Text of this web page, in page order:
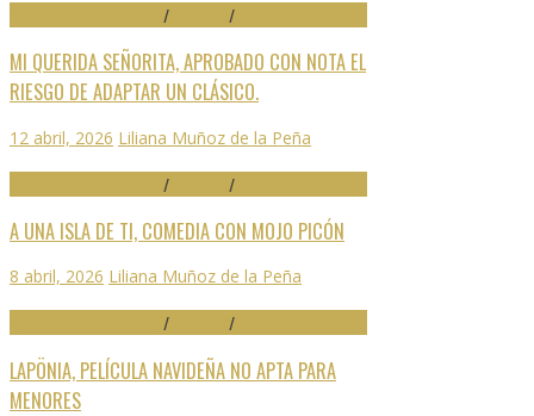
/ /
MI QUERIDA SEÑORITA, APROBADO CON NOTA EL
RIESGO DE ADAPTAR UN CLÁSICO.
12 abril, 2026 Liliana Muñoz de la Peña
/ /
A UNA ISLA DE TI, COMEDIA CON MOJO PICÓN
8 abril, 2026 Liliana Muñoz de la Peña
/ /
LAPÖNIA, PELÍCULA NAVIDEÑA NO APTA PARA
MENORES